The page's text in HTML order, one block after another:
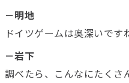
－明地
ドイツゲームは奥深いです
－岩下
調べたら、こんなにたくさ